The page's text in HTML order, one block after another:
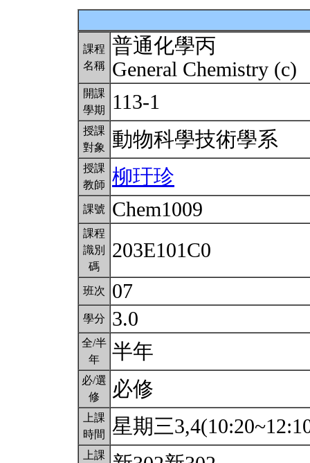
課程
名稱
普通化學丙
General Chemistry (c)
開課
學期
113-1
授課
對象
動物科學技術學系
授課
教師
柳玗珍
課號 Chem1009
課程
識別
碼
203E101C0
班次 07
學分 3.0
全/半
年
半年
必/選
修
必修
上課
時間
星期三
上課